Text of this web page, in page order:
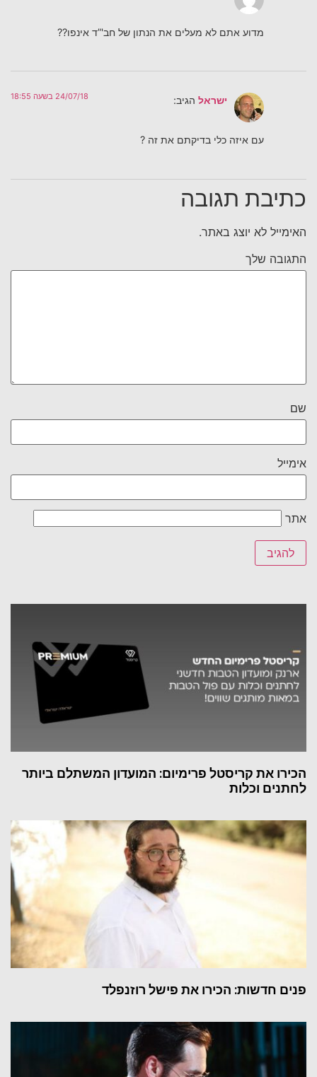
מדוע אתם לא מעלים את הנתון של חב'”ד אינפו??
ישראל הגיב: 24/07/18 בשעה 18:55
עם איזה כלי בדיקתם את זה ?
כתיבת תגובה
האימייל לא יוצג באתר.
התגובה שלך
שם
אימייל
אתר
הכירו את קריסטל פרימיום: המועדון המשתלם ביותר
לחתנים וכלות
פנים חדשות: הכירו את פישל רוזנפלד